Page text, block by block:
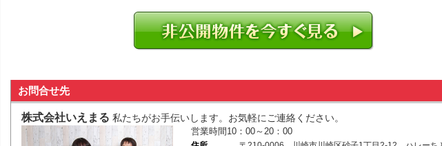
お問合せ先
株式会社いえまる 私たちがお手伝いします。お気軽にご連絡ください。
営業時間10：00～20：00